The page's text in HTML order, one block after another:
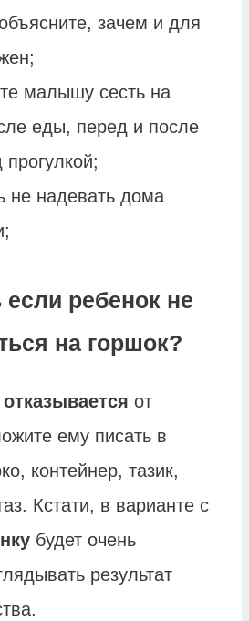
зачем и для
малышу сесть на
еды, перед и после
не надевать дома
если ребенок не
на горшок?
от
ему писать в
контейнер, тазик,
Кстати, в варианте с
будет очень
результат